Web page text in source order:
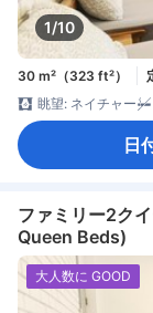
1/10
30 m²（323 ft²）
眺望: ネイチャー
日
ファミリー2ク
Queen Beds)
大人数に GOOD